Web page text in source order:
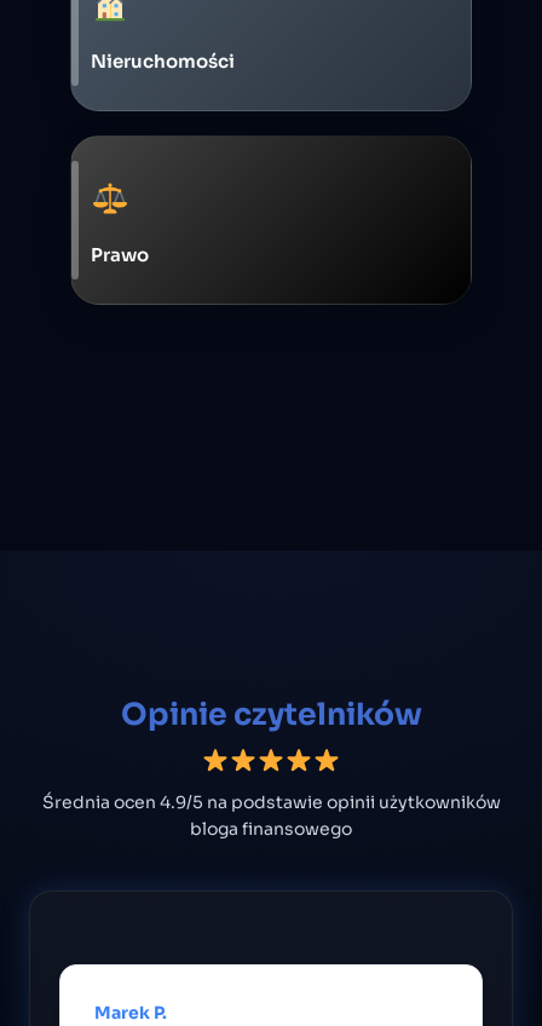
Nieruchomości
Prawo
Opinie czytelników
Średnia ocen 4.9/5 na podstawie opinii użytkowników
bloga finansowego
Marek P.